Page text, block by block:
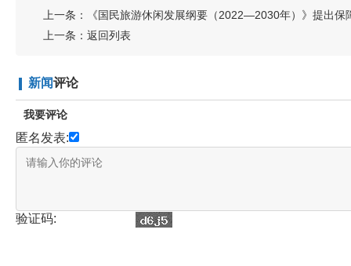
上一条：
《国民旅游休闲发展纲要（2022—2030年）》提出
上一条： 返回列表
新闻评论
我要评论
匿名发表:
验证码: